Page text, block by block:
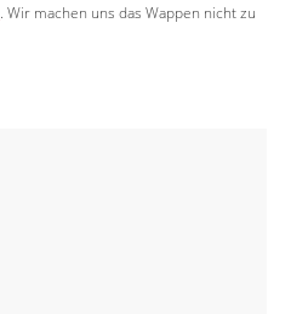
. Wir machen uns das Wappen nicht zu